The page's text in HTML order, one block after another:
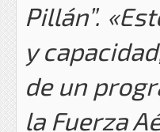
Pillán”.
y
de un
la Fuerza